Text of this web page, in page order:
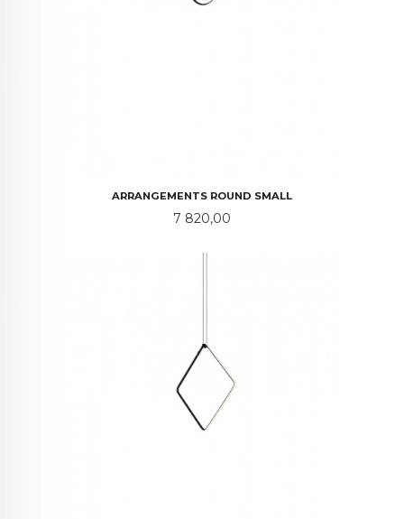
ARRANGEMENTS ROUND SMALL
Pris
7 820,00